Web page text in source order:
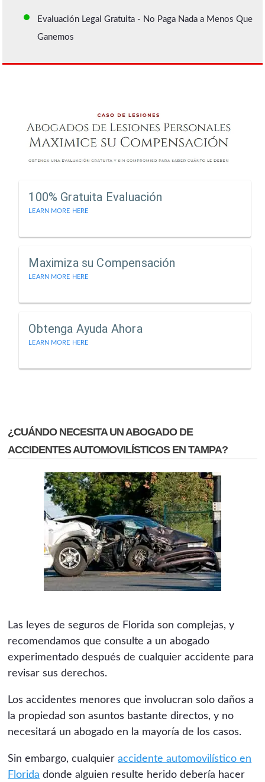
Evaluación Legal Gratuita - No Paga Nada a Menos Que
Ganemos
100% Gratuita Evaluación
LEARN MORE HERE
Maximiza su Compensación
LEARN MORE HERE
Obtenga Ayuda Ahora
LEARN MORE HERE
¿CUÁNDO NECESITA UN ABOGADO DE
ACCIDENTES AUTOMOVILÍSTICOS EN TAMPA?
Las leyes de seguros de Florida son complejas, y
recomendamos que consulte a un abogado
experimentado después de cualquier accidente para
revisar sus derechos.
Los accidentes menores que involucran solo daños a
la propiedad son asuntos bastante directos, y no
necesitará un abogado en la mayoría de los casos.
Sin embargo, cualquieraccidente automovilístico en
Florida donde alguien resulte herido debería hacer